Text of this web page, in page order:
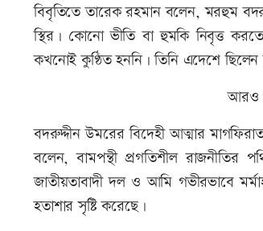
বিবৃতিতে তারেক রহমান বলেন, মরহুম
স্থির। কোনো ভীতি বা হুমকি নিবৃত্ত করতে
কখনোই কুণ্ঠিত হননি। তিনি এদেশে ছিলেন
আরও
বদরুদ্দীন উমরের বিদেহী আত্মার
বলেন, বামপন্থী প্রগতিশীল রাজনীতির
জাতীয়তাবাদী দল ও আমি গভীরভাবে
হতাশার সৃষ্টি করেছে।